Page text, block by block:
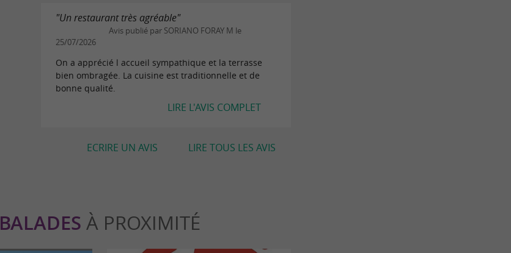
"Un restaurant très agréable"
Avis publié par SORIANO FORAY M le
25/07/2026
On a apprécié l accueil sympathique et la terrasse
bien ombragée. La cuisine est traditionnelle et de
bonne qualité.
LIRE L'AVIS COMPLET
LIRE TOUS LES AVIS
ECRIRE UN AVIS
BALADES À PROXIMITÉ